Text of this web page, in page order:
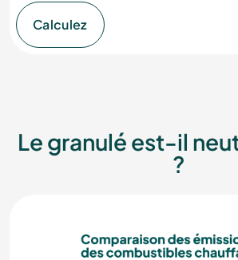
Calculez
Le granulé est-il
?